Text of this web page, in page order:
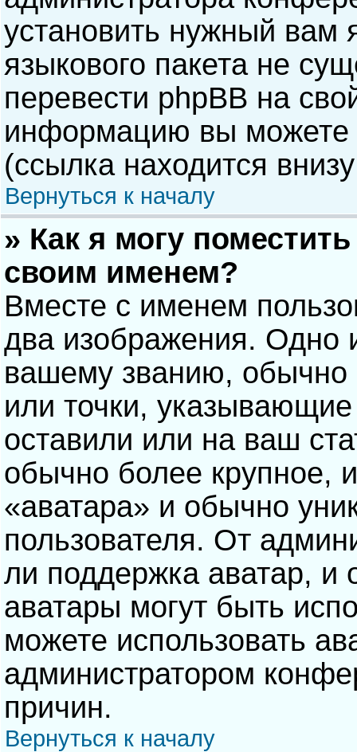
установить нужный вам
языкового пакета не
перевести phpBB на
информацию вы можете
(ссылка находится
Вернуться к началу
» Как я могу
своим именем?
Вместе с именем
два изображения. Одно
вашему званию, обычно
или точки,
оставили или на ваш
обычно более крупное,
«аватара» и обычно
пользователя. От
ли поддержка аватар, и
аватары могут быть
можете использовать
администратором
причин.
Вернуться к началу